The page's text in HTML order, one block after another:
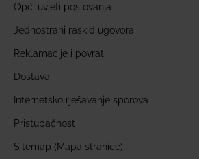
Opći uvjeti poslovanja
Jednostrani raskid ugovora
Reklamacije i povrati
Dostava
Internetsko rješavanje sporova
Pristupačnost
Sitemap (Mapa stranice)